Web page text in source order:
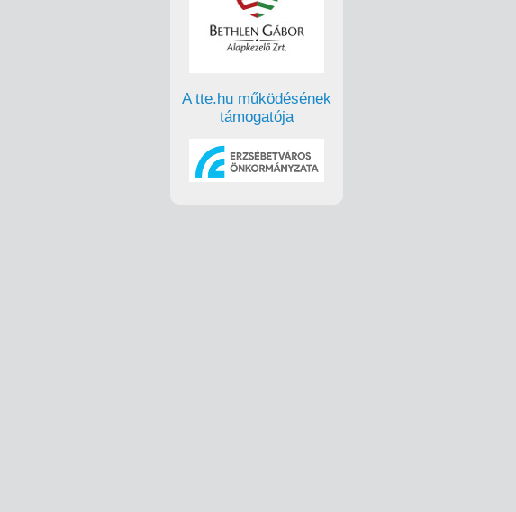
A tte.hu működésének
támogatója